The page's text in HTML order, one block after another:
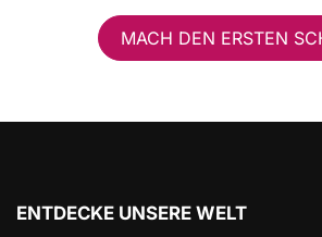
MACH DEN ERSTEN
ENTDECKE UNSERE WELT